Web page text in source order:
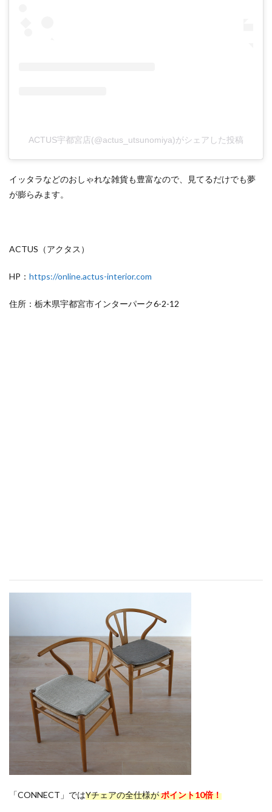
ACTUS宇都宮店(@actus_utsunomiya)がシェアした投稿
イッタラなどのおしゃれな雑貨も豊富なので、見てるだけでも夢
が膨らみます。
ACTUS（アクタス）
HP： https://online.actus-interior.com
住所：栃木県宇都宮市インターパーク6-2-12
「CONNECT」ではYチェアの全仕様がポイント10倍！